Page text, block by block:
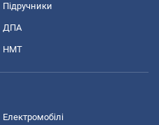
Підручники
ДПА
НМТ
Електромобілі